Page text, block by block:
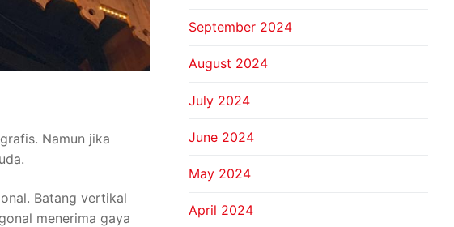
Namun jika
Batang vertikal
menerima gaya
September 2024
August 2024
July 2024
June 2024
May 2024
April 2024